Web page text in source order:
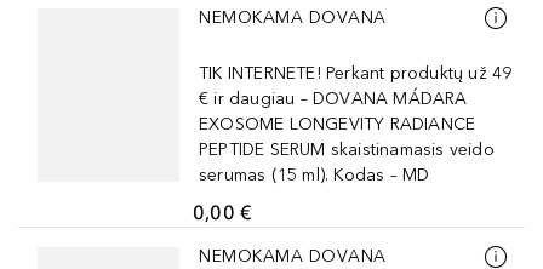
NEMOKAMA DOVANA
TIK INTERNETE! Perkant produktų už 49
€ ir daugiau – DOVANA MÁDARA
EXOSOME LONGEVITY RADIANCE
PEPTIDE SERUM skaistinamasis veido
serumas (15 ml). Kodas – MD
0,00 €
Praleisti slankiklį
NEMOKAMA DOVANA